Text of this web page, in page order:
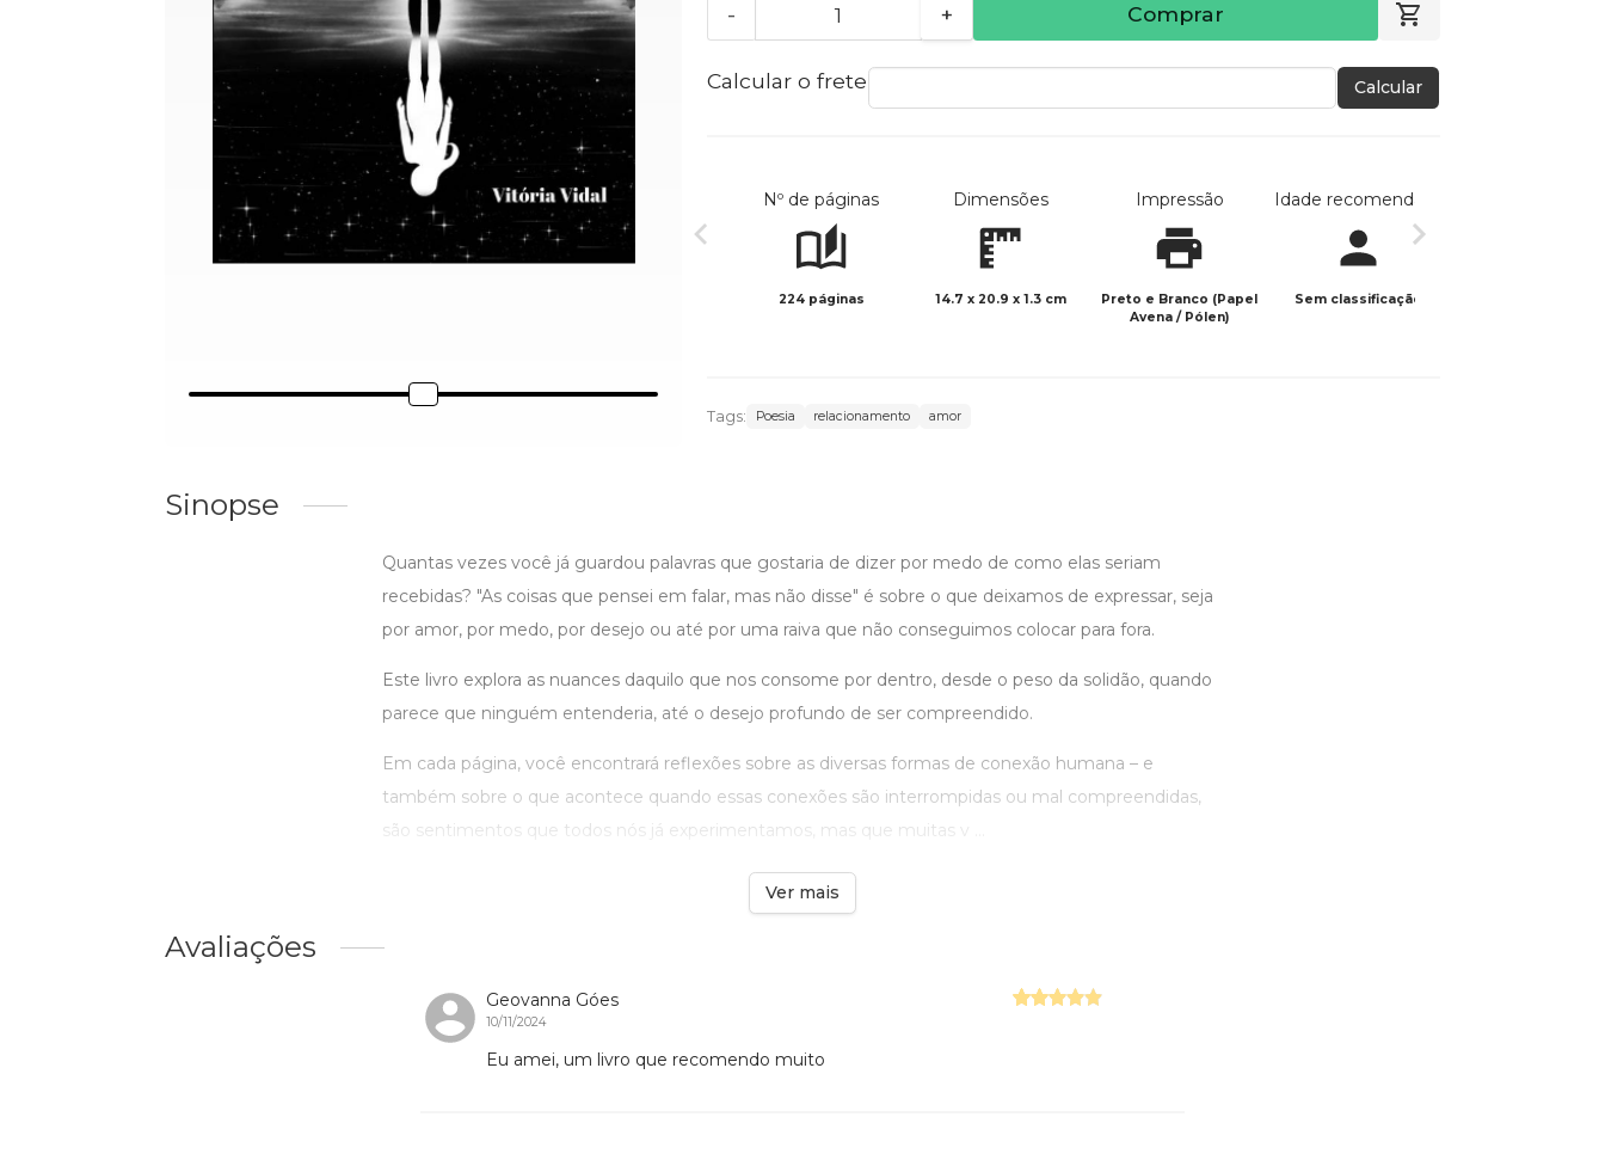
- + Comprar
Calcular o frete Calcular
Nº de páginas
224 páginas
Dimensões
14.7 x 20.9 x 1.3 cm
Impressão
Preto e Branco (Papel
Avena / Pólen)
Idade recomendada
Sem classificação
Tags: Poesia relacionamento amor
Sinopse
Quantas vezes você já guardou palavras que gostaria de dizer por medo de como elas seriam
recebidas? "As coisas que pensei em falar, mas não disse" é sobre o que deixamos de expressar, seja
por amor, por medo, por desejo ou até por uma raiva que não conseguimos colocar para fora.
Este livro explora as nuances daquilo que nos consome por dentro, desde o peso da solidão, quando
parece que ninguém entenderia, até o desejo profundo de ser compreendido.
Em cada página, você encontrará reflexões sobre as diversas formas de conexão humana – e
também sobre o que acontece quando essas conexões são interrompidas ou mal compreendidas,
são sentimentos que todos nós já experimentamos, mas que muitas v ...
Ver mais
Avaliações
Geovanna Góes
10/11/2024
Eu amei, um livro que recomendo muito